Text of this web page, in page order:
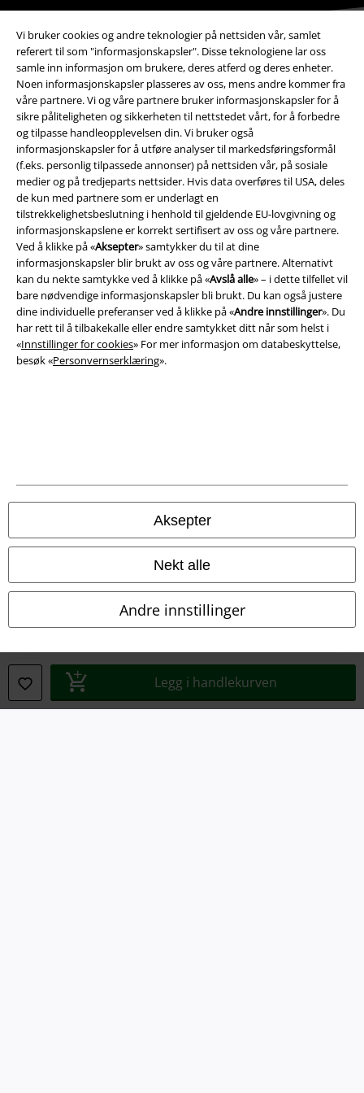
Vi bruker cookies og andre teknologier på nettsiden vår, samlet
referert til som "informasjonskapsler". Disse teknologiene lar oss
samle inn informasjon om brukere, deres atferd og deres enheter.
Noen informasjonskapsler plasseres av oss, mens andre kommer fra
våre partnere. Vi og våre partnere bruker informasjonskapsler for å
sikre påliteligheten og sikkerheten til nettstedet vårt, for å forbedre
og tilpasse handleopplevelsen din. Vi bruker også
informasjonskapsler for å utføre analyser til markedsføringsformål
(f.eks. personlig tilpassede annonser) på nettsiden vår, på sosiale
medier og på tredjeparts nettsider. Hvis data overføres til USA, deles
de kun med partnere som er underlagt en
tilstrekkelighetsbeslutning i henhold til gjeldende EU-lovgivning og
informasjonskapslene er korrekt sertifisert av oss og våre partnere.
Ved å klikke på «Aksepter» samtykker du til at dine
informasjonskapsler blir brukt av oss og våre partnere. Alternativt
kan du nekte samtykke ved å klikke på «Avslå alle» – i dette tilfellet vil
bare nødvendige informasjonskapsler bli brukt. Du kan også justere
dine individuelle preferanser ved å klikke på «Andre innstillinger». Du
har rett til å tilbakekalle eller endre samtykket ditt når som helst i
«Innstillinger for cookies» For mer informasjon om databeskyttelse,
besøk «Personvernserklæring».
Aksepter
Nekt alle
Andre innstillinger
Legg i handlekurven
Betalingsmåter
Frakt
EMP App
Her kan du laste ned EMPs nye app helt gratis og ta del i alle de nye
funksjonene og fordelene!
Juridisk informasjon/Vilkår
Vilkår